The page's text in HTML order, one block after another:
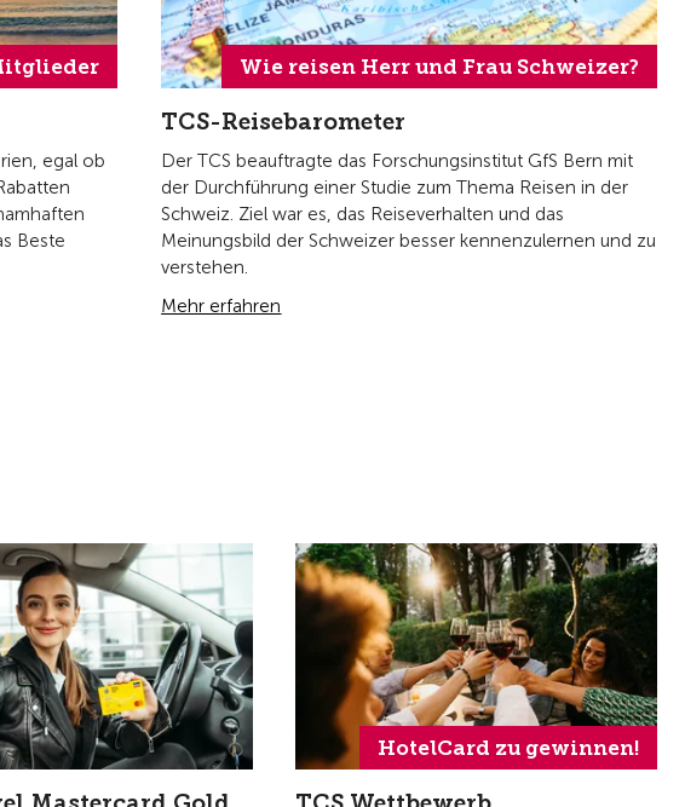
egal ob
Beste
Wie reisen Herr und Frau Schweizer?
TCS-Reisebarometer
Der TCS beauftragte das Forschungsinstitut GfS Bern mit
der Durchführung einer Studie zum Thema Reisen in der
Schweiz. Ziel war es, das Reiseverhalten und das
Meinungsbild der Schweizer besser kennenzulernen und zu
verstehen.
Mehr erfahren
HotelCard zu gewinnen!